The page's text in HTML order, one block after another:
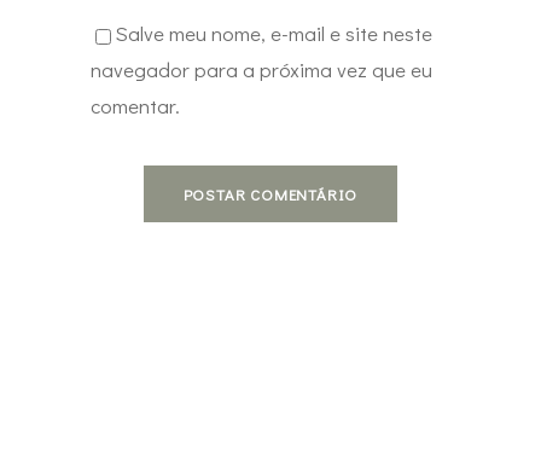
Salve meu nome, e-mail e site neste
navegador para a próxima vez que eu
comentar.